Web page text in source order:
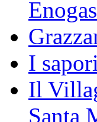
I
Il
Santa